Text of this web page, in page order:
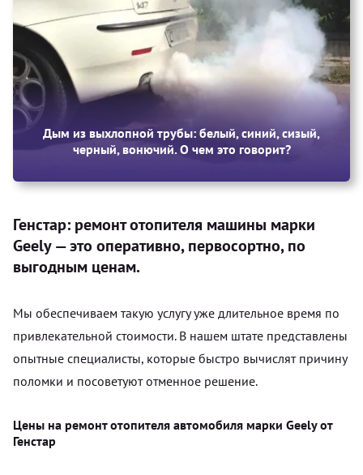
Дым из выхлопной трубы: белый, синий, сизый,
черный, вонючий. О чем это говорит?
Генстар: ремонт отопителя машины марки
Geely — это оперативно, первосортно, по
выгодным ценам.
Мы обеспечиваем такую услугу уже длительное время по
привлекательной стоимости. В нашем штате представлены
опытные специалисты, которые быстро вычислят причину
поломки и посоветуют отменное решение.
Цены на ремонт отопителя автомобиля марки Geely от
Генстар